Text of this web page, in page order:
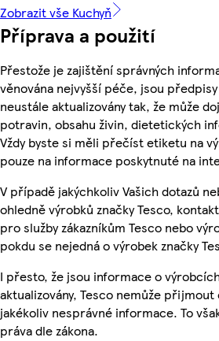
Zobrazit vše Kuchyň
Příprava a použití
Přestože je zajištění správných
věnována nejvyšší péče, jsou
neustále aktualizovány tak, že může
potravin, obsahu živin, dietetických
Vždy byste si měli přečíst etiketu na
pouze na informace poskytnuté na
V případě jakýchkoliv Vašich dotazů
ohledně výrobků značky Tesco,
pro služby zákazníkům Tesco nebo
pokdu se nejedná o výrobek značky
I přesto, že jsou informace o
aktualizovány, Tesco nemůže
jakékoliv nesprávné informace. To
práva dle zákona.